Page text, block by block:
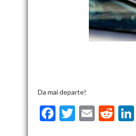
Da mai departe!
F
T
E
R